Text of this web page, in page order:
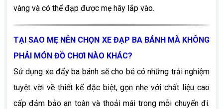
vàng và có thể đạp được mẹ hãy lắp vào.
TẠI SAO MẸ NÊN CHỌN XE ĐẠP BA BÁNH MÀ KHÔNG
PHẢI MÓN ĐỒ CHƠI NÀO KHÁC?
Sử dụng xe đẩy ba bánh sẽ cho bé có những trải nghiệm
tuyệt vời về thiết kế đặc biệt, gọn nhẹ với chất liệu cao
cấp đảm bảo an toàn và thoải mái trong mỗi chuyến đi.